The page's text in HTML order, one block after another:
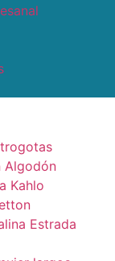
Algodón
Kahlo
Estrada